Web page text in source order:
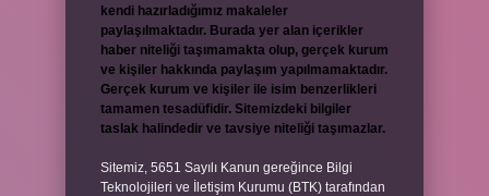
kendi hazırladığımız makaleler
paylaşılmaktadır. Burada yer alan içerikler
haber niteliği taşımamakta olup, gerçek kurum
ve kişiler hakkında paylaşım yapılmamaktadır.
Gerçek kurum ve kişiler ile isim benzerlikleri
tamamen tesadüfidir. Sitemizdeki bilgiler
taslak halindedir ve tavsiye niteliği taşımazlar.
Sitemiz, 5651 Sayılı Kanun gereğince Bilgi
Teknolojileri ve İletişim Kurumu (BTK) tarafından